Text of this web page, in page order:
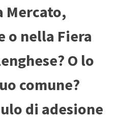
Mercato,
o nella Fiera
O lo
comune?
di adesione